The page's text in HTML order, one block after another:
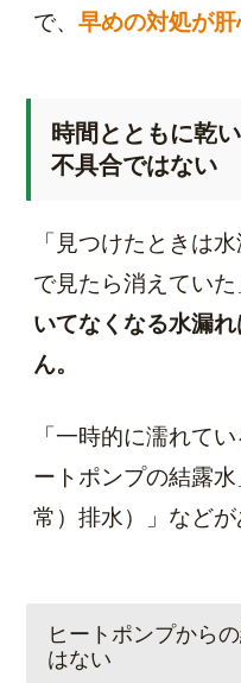
で、 早めの対処が肝
時間とともに乾
不具合ではない
「見つけたときは
で見たら消えていた
いてなくなる水漏
ん。
「一時的に濡れて
ートポンプの結露
常）排水）」などが
ヒートポンプから
はない